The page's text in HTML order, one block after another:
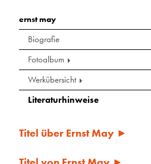
ernst may
Biografie
Fotoalbum
Werkübersicht
Literaturhinweise
Titel über Ernst May ►